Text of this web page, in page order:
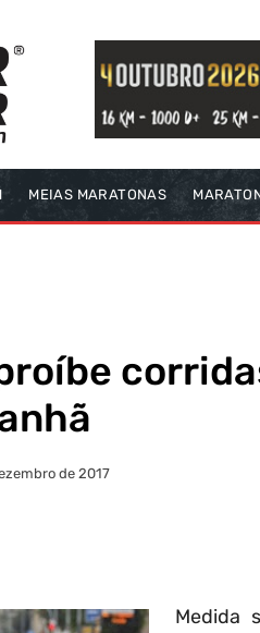
MEIAS MARATONAS
de 2017
Medida